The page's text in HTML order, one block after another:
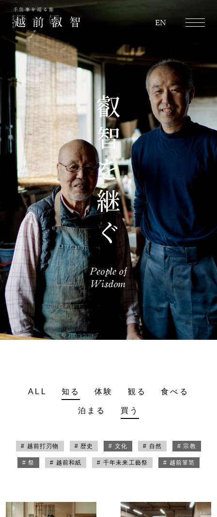
EN
ALL 知る 体験 観る 食べる
泊まる 買う
# 越前打刃物 # 歴史 # 文化 # 自然 # 宗教
# 祭 # 越前和紙 # 千年未来工藝祭 # 越前箪笥